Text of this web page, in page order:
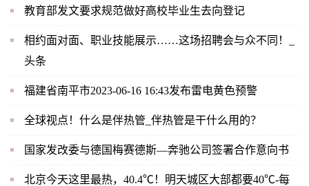
教育部发文要求规范做好高校毕业生去向登记
相约面对面、职业技能展示……这场招聘会与众不同！_
头条
福建省南平市2023-06-16 16:43发布雷电黄色预警
全球视点！什么是伴热管_伴热管是干什么用的？
国家发改委与德国梅赛德斯—奔驰公司签署合作意向书
北京今天这里最热，40.4℃！明天城区大部都要40℃-每